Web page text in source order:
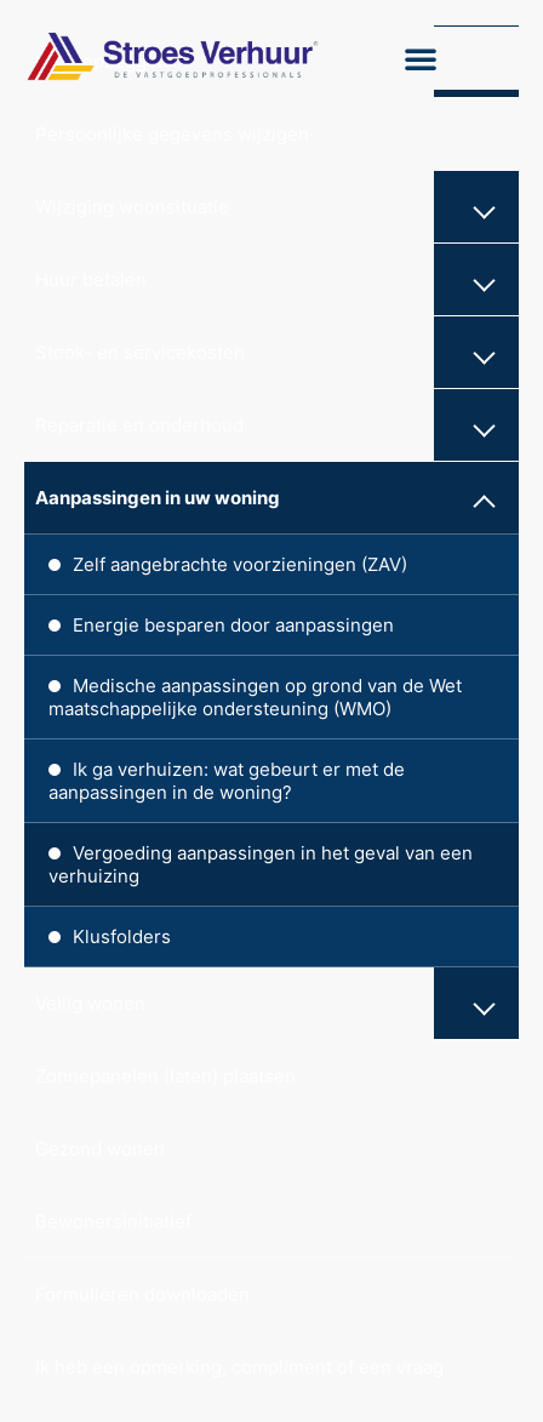
Huur opzeggen
Aanpassingen in uw woning
Zelf aangebrachte voorzieningen (ZAV)
Energie besparen door aanpassingen
Medische aanpassingen op grond van de Wet
maatschappelijke ondersteuning (WMO)
Ik ga verhuizen: wat gebeurt er met de
aanpassingen in de woning?
Vergoeding aanpassingen in het geval van een
verhuizing
Klusfolders